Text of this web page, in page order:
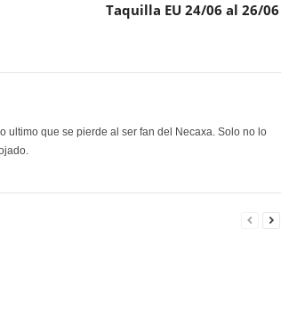
Taquilla EU 24/06 al 26/06
ultimo que se pierde al ser fan del Necaxa. Solo no lo